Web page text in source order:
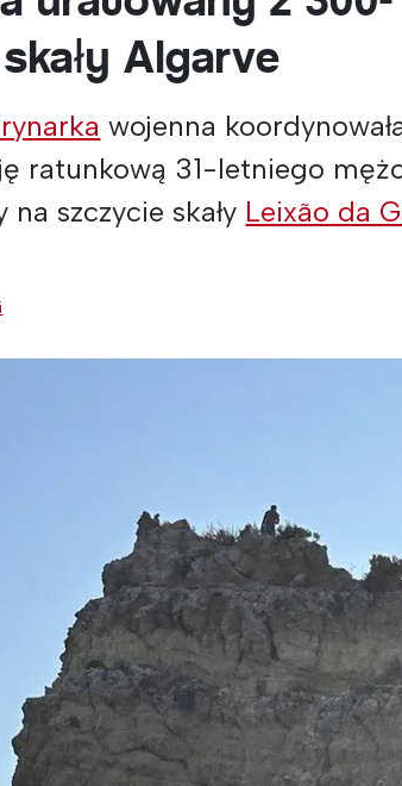
Algarve
wojenna
ratunkową 31-letniego
na szczycie skały Leixão da